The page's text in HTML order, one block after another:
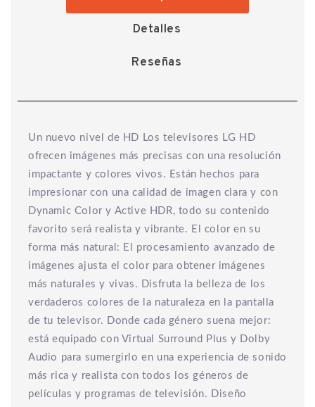
Detalles
Reseñas
Un nuevo nivel de HD Los televisores LG HD
ofrecen imágenes más precisas con una resolución
impactante y colores vivos. Están hechos para
impresionar con una calidad de imagen clara y con
Dynamic Color y Active HDR, todo su contenido
favorito será realista y vibrante. El color en su
forma más natural: El procesamiento avanzado de
imágenes ajusta el color para obtener imágenes
más naturales y vivas. Disfruta la belleza de los
verdaderos colores de la naturaleza en la pantalla
de tu televisor. Donde cada género suena mejor:
está equipado con Virtual Surround Plus y Dolby
Audio para sumergirlo en una experiencia de sonido
más rica y realista con todos los géneros de
películas y programas de televisión. Diseño